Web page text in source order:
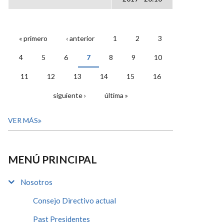
PÁGINAS
« primero ‹ anterior 1 2 3
4 5 6 7 8 9 10
11 12 13 14 15 16
siguiente › última »
VER MÁS
MENÚ PRINCIPAL
Nosotros
Consejo Directivo actual
Past Presidentes